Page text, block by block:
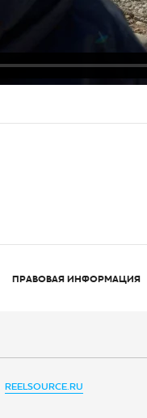
ПРАВОВАЯ ИНФОРМАЦИЯ
REELSOURCE.RU